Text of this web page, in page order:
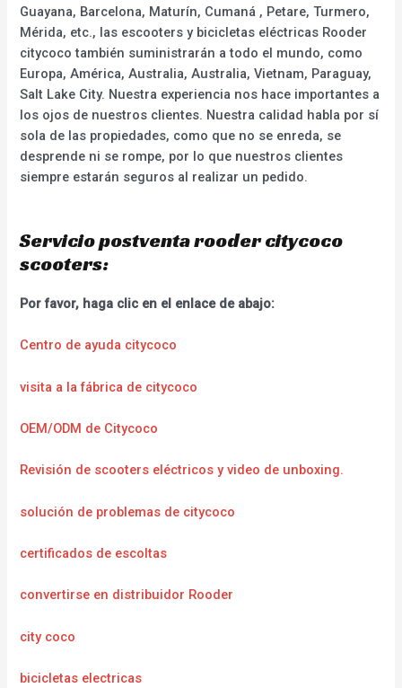
Guayana, Barcelona, Maturín, Cumaná , Petare, Turmero,
Mérida, etc., las escooters y bicicletas eléctricas Rooder
citycoco también suministrarán a todo el mundo, como
Europa, América, Australia, Australia, Vietnam, Paraguay,
Salt Lake City. Nuestra experiencia nos hace importantes a
los ojos de nuestros clientes. Nuestra calidad habla por sí
sola de las propiedades, como que no se enreda, se
desprende ni se rompe, por lo que nuestros clientes
siempre estarán seguros al realizar un pedido.
Servicio postventa rooder citycoco
scooters:
Por favor, haga clic en el enlace de abajo:
Centro de ayuda citycoco
visita a la fábrica de citycoco
OEM/ODM de Citycoco
Revisión de scooters eléctricos y video de unboxing.
solución de problemas de citycoco
certificados de escoltas
convertirse en distribuidor Rooder
city coco
bicicletas electricas